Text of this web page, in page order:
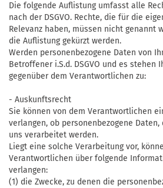
Die folgende Auflistung umfasst alle
nach der DSGVO. Rechte, die für die
Relevanz haben, müssen nicht genannt
die Auflistung gekürzt werden.
Werden personenbezogene Daten von
Betroffener i.S.d. DSGVO und es stehen
gegenüber dem Verantwortlichen zu:
- Auskunftsrecht
Sie können von dem Verantwortlichen
verlangen, ob personenbezogene
uns verarbeitet werden.
Liegt eine solche Verarbeitung vor,
Verantwortlichen über folgende
verlangen:
(1) die Zwecke, zu denen die